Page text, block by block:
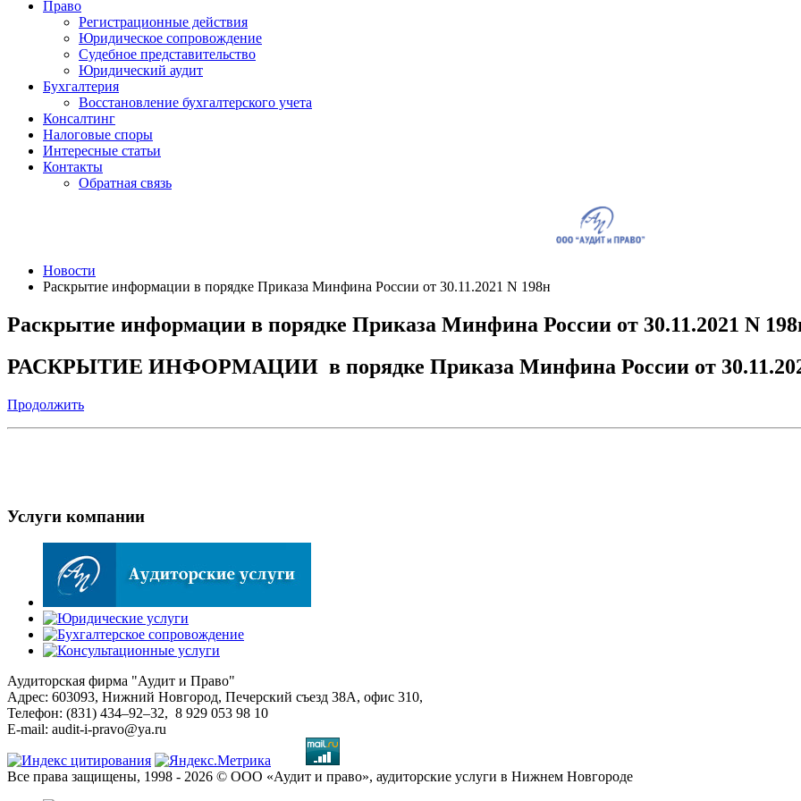
Право
Регистрационные действия
Юридическое сопровождение
Судебное представительство
Юридический аудит
Бухгалтерия
Восстановление бухгалтерского учета
Консалтинг
Налоговые споры
Интересные статьи
Контакты
Обратная связь
Новости
Раскрытие информации в порядке Приказа Минфина России от 30.11.2021 N 198н
Раскрытие информации в порядке Приказа Минфина России от 30.11.2021 N
РАСКРЫТИЕ ИНФОРМАЦИИ в порядке Приказа Минфина России от
Продолжить
Услуги компании
Аудиторская фирма "Аудит и Право"
Адрес: 603093, Нижний Новгород, Печерский съезд 38А, офис 310,
Телефон: (831) 434–92–32, 8 929 053 98 10
E-mail: audit-i-pravo@ya.ru
Все права защищены, 1998 - 2026 © ООО «Аудит и право», аудиторские услуги в Нижнем Новгороде